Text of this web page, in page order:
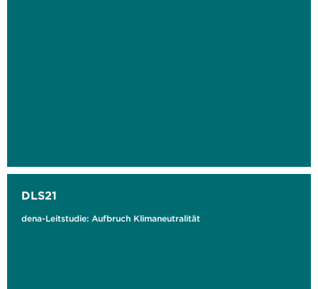
DLS21
dena-Leitstudie: Aufbruch Klimaneutralität